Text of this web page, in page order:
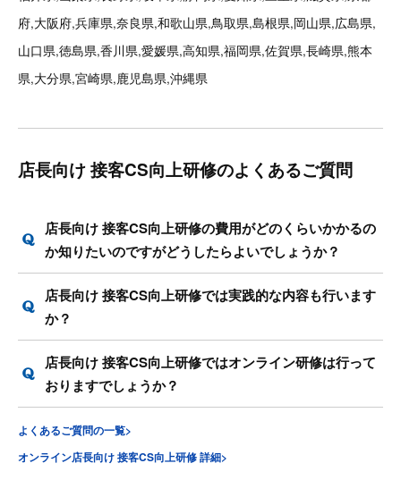
府,大阪府,兵庫県,奈良県,和歌山県,鳥取県,島根県,岡山県,広島県,
山口県,徳島県,香川県,愛媛県,高知県,福岡県,佐賀県,長崎県,熊本
県,大分県,宮崎県,鹿児島県,沖縄県
店長向け 接客CS向上研修のよくあるご質問
店長向け 接客CS向上研修の費用がどのくらいかかるの
か知りたいのですがどうしたらよいでしょうか？
店長向け 接客CS向上研修では実践的な内容も行います
か？
店長向け 接客CS向上研修ではオンライン研修は行って
おりますでしょうか？
よくあるご質問の一覧>
オンライン店長向け 接客CS向上研修 詳細>